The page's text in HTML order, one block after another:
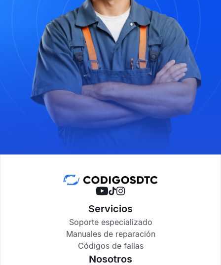
Servicios
Soporte especializado
Manuales de reparación
Códigos de fallas
Nosotros